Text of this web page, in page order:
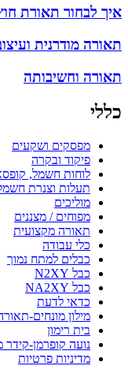
איך לבחור תאורת
תאורה מודרנית
תאורה וחשיבותה
כללי
מפסקים ושקעים
פיקוד ובקרה
לוחות חשמל,
תעלות וצנרת
מוליכים
מפוחים / מצננים
תאורה מקצועית
כלי עבודה
כבלים למתח נמוך
כבל N2XY
כבל NA2XY
כדאי לדעת
מילון מונחים-
בית רימון
נועה קופרמן-קידר
מדיניות פרטיות